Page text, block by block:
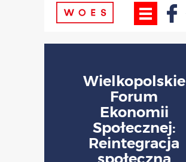
Wielkopolskie
Forum
Ekonomii
Społecznej:
Reintegracja